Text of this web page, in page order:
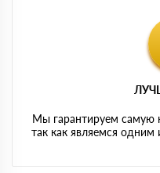
Мы гарантируем самую
так как являемся